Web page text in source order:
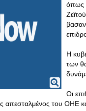
όπως
Η
των
Οι
απεσταλμένος του ΟΗΕ